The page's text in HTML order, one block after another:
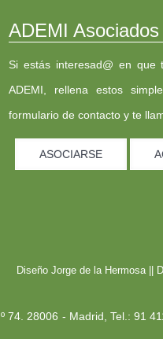
ADEMI Asociados
Si estás interesad@ en
ADEMI, rellena estos
formulario de contacto y te
ASOCIARSE
Diseño Jorge de la Hermosa||
28006 - Madrid, Tel.: 91